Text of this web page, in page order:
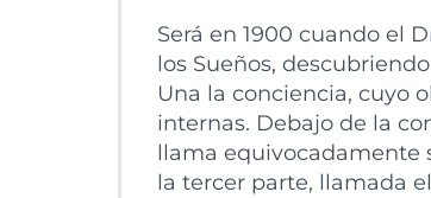
Será en 1900 cuando el
los Sueños,
Una la conciencia, cuyo
internas. Debajo de la
llama equivocadamente
la tercer parte, llamada